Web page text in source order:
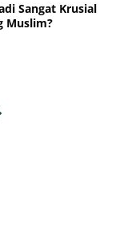
Sangat Krusial
Muslim?